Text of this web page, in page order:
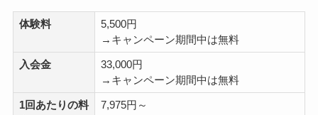
体験料
5,500円
→キャンペーン期間中は無料
入会金
33,000円
→キャンペーン期間中は無料
1回あたりの料
7,975円～